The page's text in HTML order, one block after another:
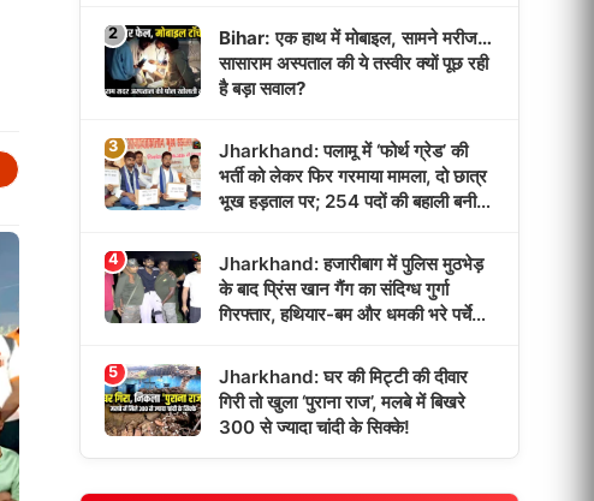
2
Bihar: एक हाथ में मोबाइल, सामने मरीज…
सासाराम अस्पताल की ये तस्वीर क्यों पूछ रही
है बड़ा सवाल?
3
Jharkhand: पलामू में ‘फोर्थ ग्रेड’ की
भर्ती को लेकर फिर गरमाया मामला, दो छात्र
भूख हड़ताल पर; 254 पदों की बहाली बनी
4
Jharkhand: हजारीबाग में पुलिस मुठभेड़
के बाद प्रिंस खान गैंग का संदिग्ध गुर्गा
गिरफ्तार, हथियार-बम और धमकी भरे पर्चे
5
Jharkhand: घर की मिट्टी की दीवार
गिरी तो खुला ‘पुराना राज’, मलबे में बिखरे
300 से ज्यादा चांदी के सिक्के!